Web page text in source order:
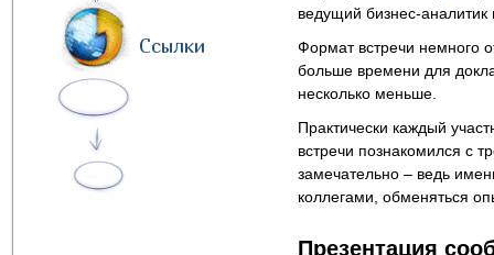
Ссылки
ведущий бизнес-
Формат встречи немного
больше времени для
несколько меньше.
Практически каждый
встречи познакомился с
замечательно – ведь
коллегами, обменяться
Презентация